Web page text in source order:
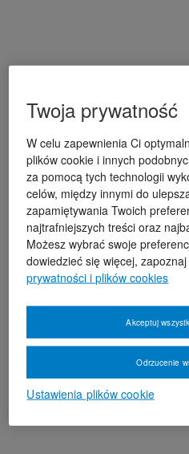
Twoja prywatność
W celu zapewnienia Ci
plików cookie i innych
za pomocą tych technologii
celów, między innymi do
zapamiętywania Twoich
najtrafniejszych treści oraz
Możesz wybrać swoje
dowiedzieć się więcej,
prywatności i plików cookies
Ustawienia plików cookie
Odrzucenie
Akceptuj